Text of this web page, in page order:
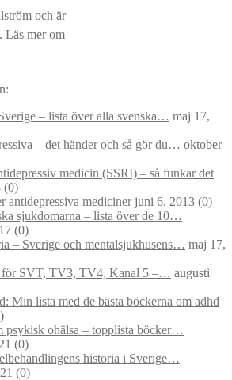
och är
Läs mer om
– lista över alla svenska… maj 17,
– det händer och så gör du… oktober
medicin (SSRI) – så funkar det
(0)
antidepressiva medicinerjuni 6, 2013 (0)
sjukdomarna – lista över de 10…
(0)
– Sverige och mentalsjukhusens… maj 17,
för SVT, TV3, TV4, Kanal 5 –… augusti
Min lista med de bästa böckerna om adhd
psykisk ohälsa – topplista böcker…
(0)
historia i Sverige…
(0)